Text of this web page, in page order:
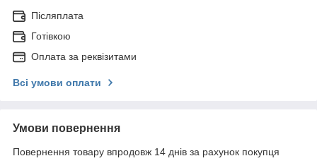
Післяплата
Готівкою
Оплата за реквізитами
Всі умови оплати
Умови повернення
Повернення товару впродовж 14 днів за рахунок покупця